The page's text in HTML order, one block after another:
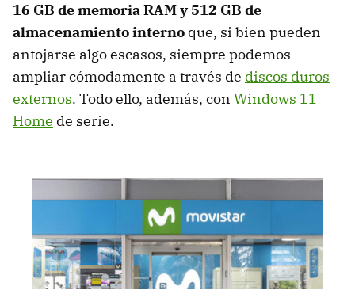
16 GB de memoria RAM y 512 GB de
almacenamiento interno que, si bien pueden
antojarse algo escasos, siempre podemos
ampliar cómodamente a través de discos duros
externos. Todo ello, además, con Windows 11
Home de serie.